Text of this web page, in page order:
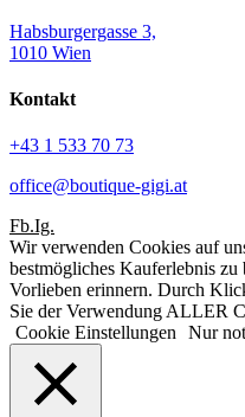
Habsburgergasse 3,
1010 Wien
Kontakt
+43 1 533 70 73
office@boutique-gigi.at
Fb.Ig.
Wir verwenden Cookies auf
bestmögliches Kauferlebnis
Vorlieben erinnern. Durch
Sie der Verwendung ALLER
Cookie Einstellungen
Nur